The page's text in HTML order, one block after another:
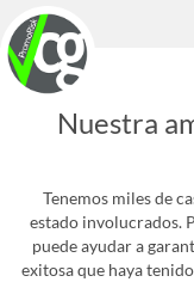
Nuestra
Tenemos miles de
estado involucrados.
puede ayudar a
exitosa que haya